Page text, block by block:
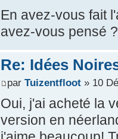
En avez-vous fait
avez-vous pensé
Re: Idées
par Tuizentfloot» 10
Oui, j'ai acheté la
version en